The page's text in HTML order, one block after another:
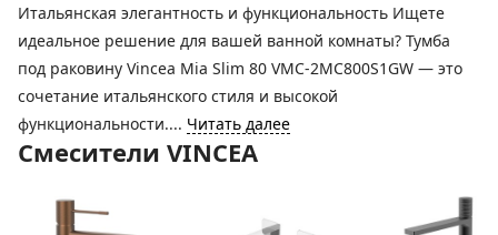
Итальянская элегантность и функциональность Ищете
идеальное решение для вашей ванной комнаты? Тумба
под раковину Vincea Mia Slim 80 VMC-2MC800S1GW — это
сочетание итальянского стиля и высокой
функциональности.... Читать далее
Смесители VINCEA